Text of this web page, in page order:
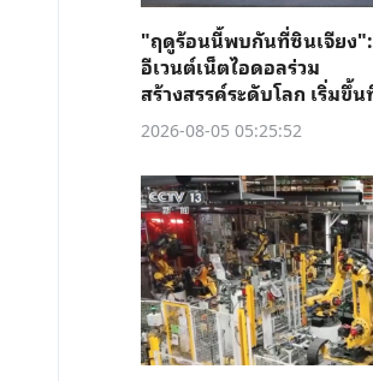
"ฤดูร้อนนี้พบกันที่ซินเจียง":
อีเวนต์เน็ตไอดอลร่วม
สร้างสรรค์ระดับโลก เริ่มขึ้นที่คู่
เชอ
2026-08-05 05:25:52